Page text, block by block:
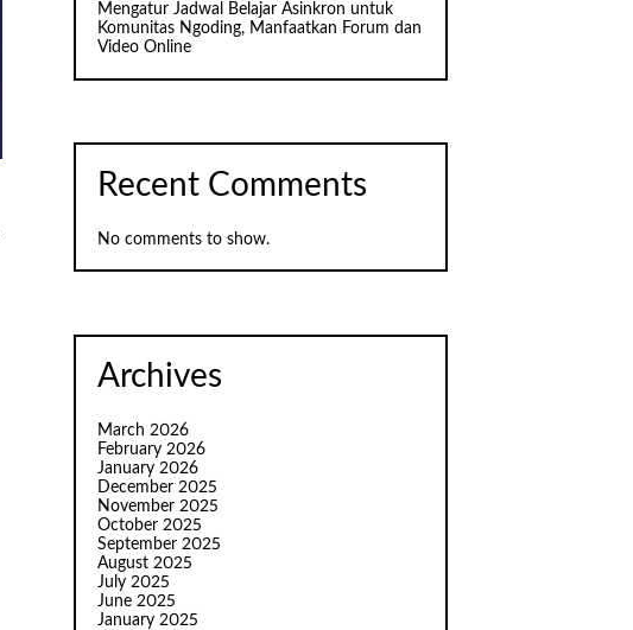
Mengatur Jadwal Belajar Asinkron untuk
Komunitas Ngoding, Manfaatkan Forum dan
Video Online
Recent Comments
No comments to show.
Archives
March 2026
February 2026
January 2026
December 2025
November 2025
October 2025
September 2025
August 2025
July 2025
June 2025
January 2025